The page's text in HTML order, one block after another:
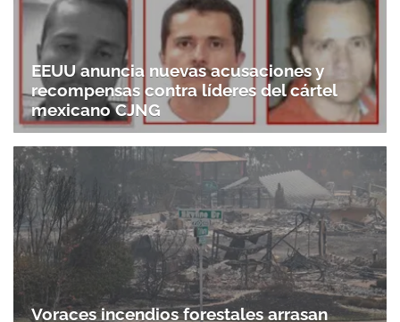
EEUU anuncia nuevas acusaciones y
recompensas contra líderes del cártel
mexicano CJNG
Voraces incendios forestales arrasan